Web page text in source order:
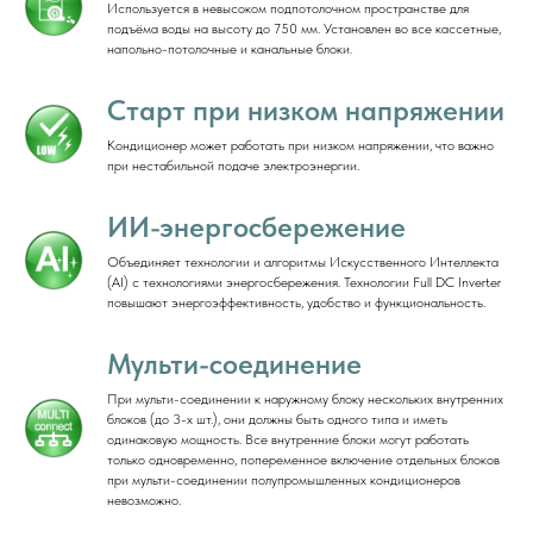
Используется в невысоком подпотолочном пространстве для
подъёма воды на высоту до 750 мм. Установлен во все кассетные,
напольно-потолочные и канальные блоки.
Старт при низком напряжении
Кондиционер может работать при низком напряжении, что важно
при нестабильной подаче электроэнергии.
ИИ-энергосбережение
Объединяет технологии и алгоритмы Искусственного Интеллекта
(AI) с технологиями энергосбережения. Технологии Full DC Inverter
повышают энергоэффективность, удобство и функциональность.
Мульти-соединение
При мульти-соединении к наружному блоку нескольких внутренних
блоков (до 3-х шт.), они должны быть одного типа и иметь
одинаковую мощность. Все внутренние блоки могут работать
только одновременно, попеременное включение отдельных блоков
при мульти-соединении полупромышленных кондиционеров
невозможно.